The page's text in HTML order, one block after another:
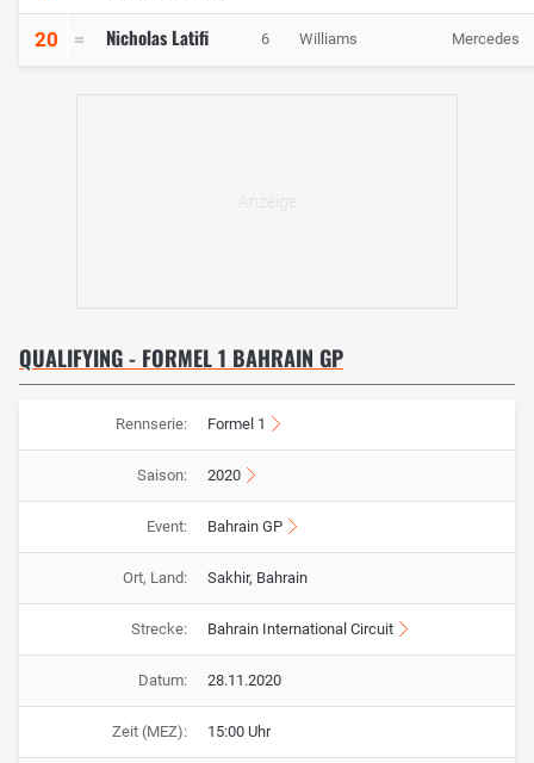
20 Nicholas Latifi 6 Williams Mercedes
QUALIFYING - FORMEL 1 BAHRAIN GP
Rennserie: Formel 1
Saison: 2020
Event: Bahrain GP
Ort, Land: Sakhir, Bahrain
Strecke: Bahrain International Circuit
Datum: 28.11.2020
Zeit (MEZ): 15:00 Uhr